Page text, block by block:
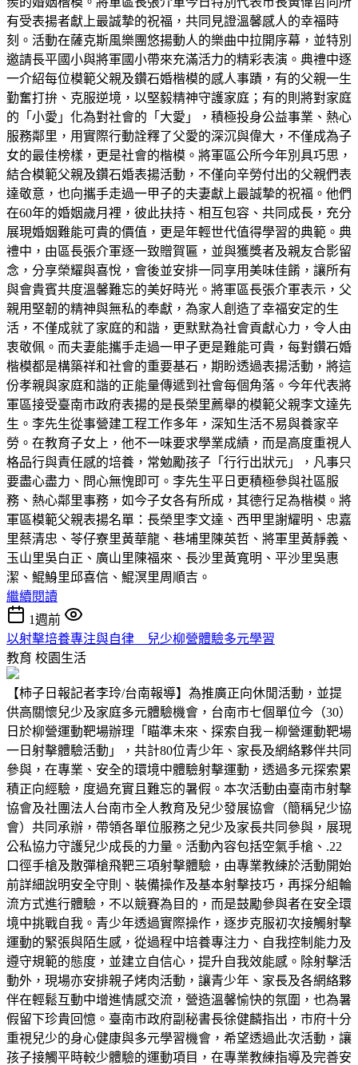
有受表揚者獻上最誠摯的祝福，共同見證溫馨感人的幸福時
刻。活動在薩克斯風樂團悠揚動人的樂曲中拉開序幕，並特別
邀請長平國小與將軍國小帶來充滿活力的精彩表演。典禮中逐
一介紹每位模範父親及鑽石婚楷模的感人事蹟，有的父親一生
勤奮打拚、克服逆境，以堅毅精神守護家庭；有的則將對家庭
的「小愛」化為對社會的「大愛」，積極投身公益事業、熱心
服務鄰里，用實際行動詮釋了父愛的深沉與偉大，不僅成為子
女的最佳榜樣，更是社會的楷模。將軍區公所今年別具巧思，
結合模範父親及鑽石婚表揚活動，不僅向辛勞付出的父親們表
達敬意，也向攜手走過一甲子的夫妻獻上最誠摯的祝福。他們
在60年的婚姻歲月裡，彼此扶持、相互包容、共同成長，充分
展現婚姻難能可貴的價值，更是年輕世代值得學習的典範。典
禮中，由區長張介軍逐一致贈賀匾，並與獲獎者及親友合影留
念，分享榮耀與喜悅，會後並安排一同享用美味佳餚，讓所有
與會貴賓共度溫馨難忘的美好時光。將軍區長張介軍表示，父
親用堅韌的精神與無私的奉獻，為家人創造了幸福安定的生
活，不僅成就了家庭的和諧，更默默為社會貢獻心力，令人由
衷敬佩。而夫妻能攜手走過一甲子更是難能可貴，每對鑽石婚
楷模都是構築祥和社會的重要基石，期盼透過表揚活動，將這
份孝親與家庭和諧的正能量傳遞到社會每個角落。今年代表將
軍區接受臺南市政府表揚的是長榮里薦舉的模範父親李文達先
生。李先生從事營建工程工作多年，深知生活不易與養家辛
勞。在教育子女上，他不一味要求學業成績，而是高度重視人
格品行與責任感的培養，常勉勵孩子「行行出狀元」，凡事只
要盡心盡力、問心無愧即可。李先生平日更積極參與社區服
務、熱心鄰里事務，如今子女各有所成，其德行足為楷模。將
軍區模範父親表揚名單：長榮里李文達、西甲里謝耀明、忠嘉
里蔡清忠、苓仔寮里黃華龍、巷埔里陳英哲、將軍里黃靜義、
玉山里吳白正、廣山里陳福來、長沙里黃寬明、平沙里吳惠
潔、鯤鯓里邱喜信、鯤溟里周順吉。
繼續閱讀
1週前
以射擊培養專注與自律 兒少柳營體驗多元學習
教育 校園生活
【柿子日報記者李玲/台南報導】為推廣正向休閒活動，並提
供高關懷兒少及家庭多元體驗機會，台南市七個單位今（30）
日於柳營運動靶場辦理「瞄準未來、探索自我－柳營運動靶場
一日射擊體驗活動」，共計80位青少年、家長及網絡夥伴共同
參與，在專業、安全的環境中體驗射擊運動，透過多元探索累
積正向經驗，度過充實且難忘的暑假。本次活動由臺南市射擊
協會及社團法人台南市全人教育及兒少發展協會（簡稱兒少協
會）共同承辦，帶領各單位服務之兒少及家長共同參與，展現
公私協力守護兒少成長的力量。活動內容包括空氣手槍、.22
口徑手槍及散彈槍飛靶三項射擊體驗，由專業教練於活動開始
前詳細說明安全守則、裝備操作及基本射擊技巧，再採分組輪
流方式進行體驗，不以競賽為目的，而是鼓勵參與者在安全環
境中挑戰自我。青少年透過實際操作，逐步克服初次接觸射擊
運動的緊張與陌生感，從過程中培養專注力、自我控制能力及
遵守規範的態度，並建立自信心，提升自我效能感。除射擊活
動外，現場亦安排親子烤肉活動，讓青少年、家長及各網絡夥
伴在輕鬆互動中增進情感交流，營造溫馨愉快的氛圍，也為暑
假留下珍貴回憶。臺南市政府副秘書長徐健麟指出，市府十分
重視兒少的身心健康與多元學習機會，希望透過此次活動，讓
孩子接觸平時較少體驗的運動項目，在專業教練指導及完善安